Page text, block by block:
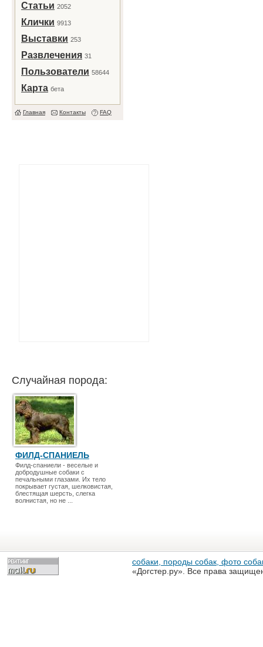
Статьи 2052
Клички 9913
Выставки 253
Развлечения 31
Пользователи 58644
Карта бета
Главная Контакты FAQ
Случайная порода:
ФИЛД-СПАНИЕЛЬ
Филд-спаниели - веселые и
добродушные собаки с
печальными глазами. Их тело
покрывает густая, шелковистая,
блестящая шерсть, слегка
волнистая, но не ...
собаки, породы собак, фото
«Догстер.ру». Все права